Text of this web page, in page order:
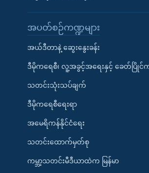
အပတ်စဉ်ကဏ္ဍများ
အယ်ဒီတာနဲ့ ဆွေးနွေးခန်း
ဒီမိုကရေစီ၊ လူ့အခွင့်အရေးနှင့် ခေတ်ပြိုင်က
သတင်းသုံးသပ်ချက်
ဒီမိုကရေစီရေးရာ
အမေရိကန်နိုင်ငံရေး
သတင်းထောက်မှတ်စု
ကမ္ဘာ့သတင်းမီဒီယာထဲက မြန်မာ